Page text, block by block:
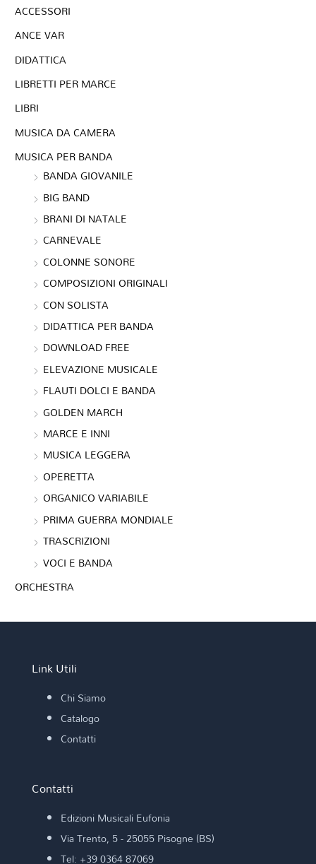
ACCESSORI
ANCE VAR
DIDATTICA
LIBRETTI PER MARCE
LIBRI
MUSICA DA CAMERA
MUSICA PER BANDA
BANDA GIOVANILE
BIG BAND
BRANI DI NATALE
CARNEVALE
COLONNE SONORE
COMPOSIZIONI ORIGINALI
CON SOLISTA
DIDATTICA PER BANDA
DOWNLOAD FREE
ELEVAZIONE MUSICALE
FLAUTI DOLCI E BANDA
GOLDEN MARCH
MARCE E INNI
MUSICA LEGGERA
OPERETTA
ORGANICO VARIABILE
PRIMA GUERRA MONDIALE
TRASCRIZIONI
VOCI E BANDA
ORCHESTRA
Link Utili
Chi Siamo
Catalogo
Contatti
Contatti
Edizioni Musicali Eufonia
Via Trento, 5 - 25055 Pisogne (BS)
Tel: +39 0364 87069